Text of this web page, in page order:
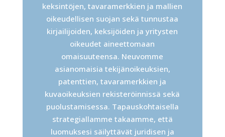
keksintöjen, tavaramerkkien ja mallien
oikeudellisen suojan sekä tunnustaa
kirjailijoiden, keksijöiden ja yritysten
oikeudet aineettomaan
omaisuuteensa. Neuvomme
asianomaisia tekijänoikeuksien,
patenttien, tavaramerkkien ja
kuvaoikeuksien rekisteröinnissä sekä
puolustamisessa. Tapauskohtaisella
strategiallamme takaamme, että
luomuksesi säilyttävät juridisen ja